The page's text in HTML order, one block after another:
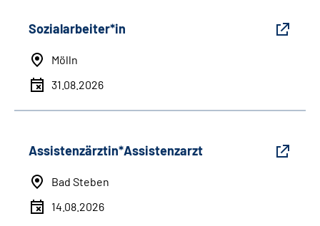
Sozialarbeiter*in
Mölln
31.08.2026
Assistenzärztin*Assistenzarzt
Bad Steben
14.08.2026